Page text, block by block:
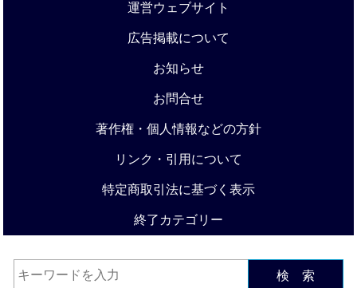
運営ウェブサイト
広告掲載について
お知らせ
お問合せ
著作権・個人情報などの方針
リンク・引用について
特定商取引法に基づく表示
終了カテゴリー
検 索